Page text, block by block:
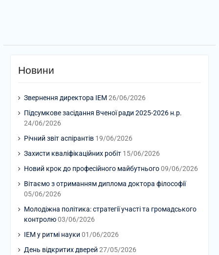
Новини
Звернення директора ІЕМ 26/06/2026
Підсумкове засідання Вченої ради 2025-2026 н.р.
24/06/2026
Річний звіт аспірантів 19/06/2026
Захисти кваліфікаційних робіт 15/06/2026
Новий крок до професійного майбутнього 09/06/2026
Вітаємо з отриманням диплома доктора філософії
05/06/2026
Молодіжна політика: стратегії участі та громадського
контролю 03/06/2026
ІЕМ у ритмі науки 01/06/2026
День відкритих дверей 27/05/2026